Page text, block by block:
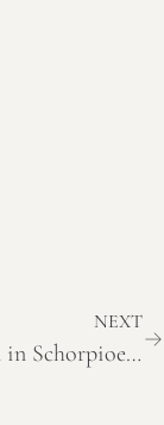
NEXT
Volle maan in Schorpioen op 12 mei 2025: thema’s en betekenis